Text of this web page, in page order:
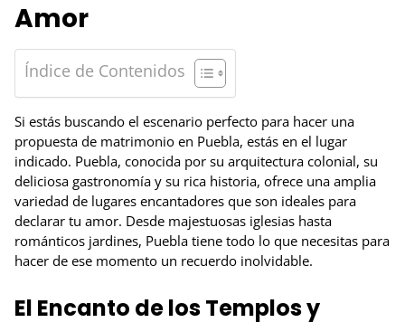
Amor
Índice de Contenidos
Si estás buscando el escenario perfecto para hacer una
propuesta de matrimonio en Puebla, estás en el lugar
indicado. Puebla, conocida por su arquitectura colonial, su
deliciosa gastronomía y su rica historia, ofrece una amplia
variedad de lugares encantadores que son ideales para
declarar tu amor. Desde majestuosas iglesias hasta
románticos jardines, Puebla tiene todo lo que necesitas para
hacer de ese momento un recuerdo inolvidable.
El Encanto de los Templos y